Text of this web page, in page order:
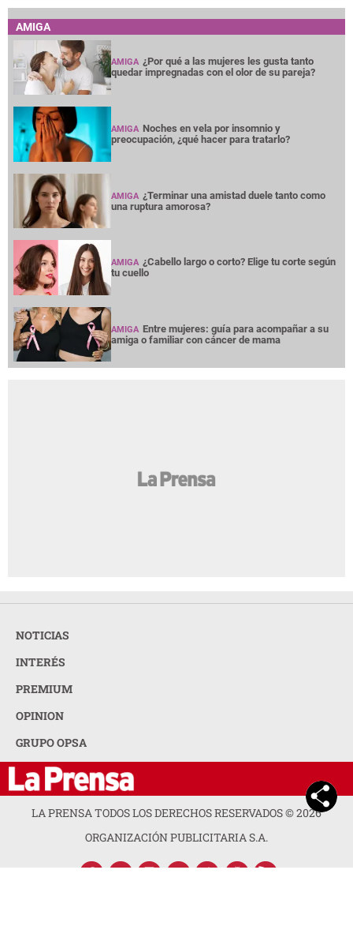
AMIGA
AMIGA ¿Por qué a las mujeres les gusta tanto
quedar impregnadas con el olor de su pareja?
AMIGA Noches en vela por insomnio y
preocupación, ¿qué hacer para tratarlo?
AMIGA ¿Terminar una amistad duele tanto como
una ruptura amorosa?
AMIGA ¿Cabello largo o corto? Elige tu corte según
tu cuello
AMIGA Entre mujeres: guía para acompañar a su
amiga o familiar con cáncer de mama
NOTICIAS
INTERÉS
PREMIUM
OPINION
GRUPO OPSA
LA PRENSA TODOS LOS DERECHOS RESERVADOS ©2026
ORGANIZACIÓN PUBLICITARIA S.A.